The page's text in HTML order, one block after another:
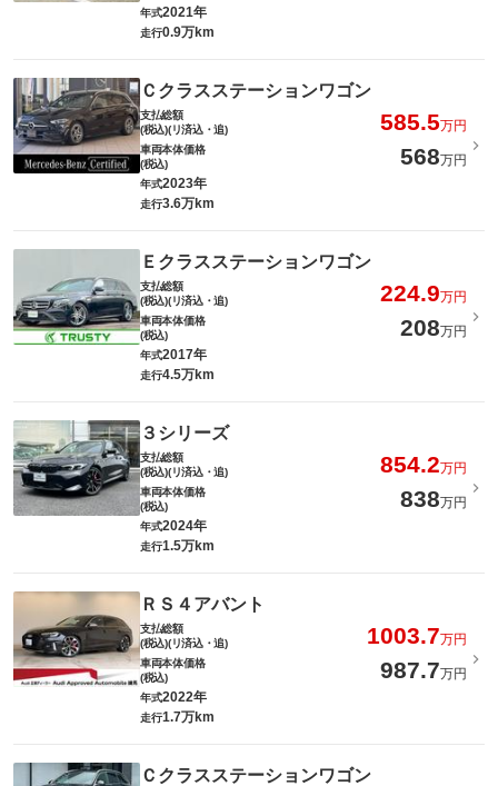
年式2021年
走行0.9万km
Ｃクラスステーションワゴン
支払総額
(税込)(リ済込・追)
585.5万円
車両本体価格
(税込)
568万円
年式2023年
走行3.6万km
Ｅクラスステーションワゴン
支払総額
(税込)(リ済込・追)
224.9万円
車両本体価格
(税込)
208万円
年式2017年
走行4.5万km
３シリーズ
支払総額
(税込)(リ済込・追)
854.2万円
車両本体価格
(税込)
838万円
年式2024年
走行1.5万km
ＲＳ４アバント
支払総額
(税込)(リ済込・追)
1003.7万円
車両本体価格
(税込)
987.7万円
年式2022年
走行1.7万km
Ｃクラスステーションワゴン